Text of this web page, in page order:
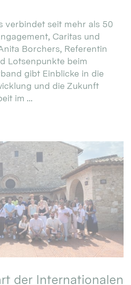
verbindet seit mehr als 50
Caritas und
Borchers, Referentin
Lotsenpunkte beim
gibt Einblicke in die
und die Zukunft
im ...
der Internationalen